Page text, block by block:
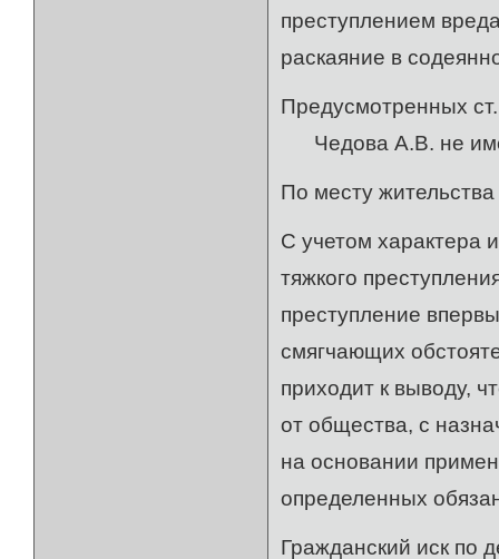
преступлением
раскаяние в
Предусмотренных
Чедова А.В. не
По месту
С учетом характера
тяжкого
преступление
смягчающих
приходит к выводу,
от общества, с
на основании
определенных
Гражданский иск по